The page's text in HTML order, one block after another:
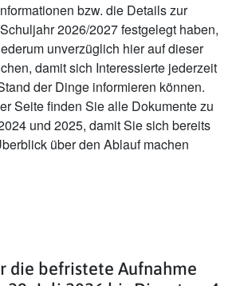
bzw. die Details zur
2026/2027 festgelegt haben,
unverzüglich hier auf dieser
damit sich Interessierte jederzeit
der Dinge informieren können.
Seite finden Sie alle Dokumente zu
und 2025, damit Sie sich bereits
über den Ablauf machen
die befristete Aufnahme